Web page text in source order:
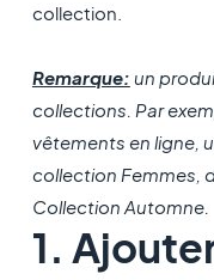
collection.
Remarque: un
collections. Par
vêtements en ligne,
collection Femmes,
Collection Automne.
1.